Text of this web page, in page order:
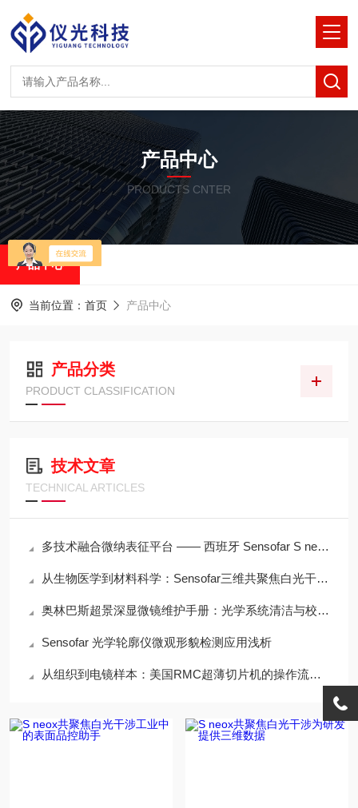
产品中心
PRODUCTS CNTER
产品中心
当前位置： 首页 产品中心
产品分类
PRODUCT CLASSIFICATION
技术文章
TECHNICAL ARTICLES
多技术融合微纳表征平台 —— 西班牙 Sensofar S neox 三维光学轮廓仪专业技术测评
从生物医学到材料科学：Sensofar三维共聚焦白光干涉仪的跨领域应用传奇
奥林巴斯超景深显微镜维护手册：光学系统清洁与校准全流程
Sensofar 光学轮廓仪微观形貌检测应用浅析
从组织到电镜样本：美国RMC超薄切片机的操作流程与刀头维护